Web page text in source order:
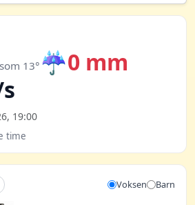
13° ☔0 mm
19:00
time
Voksen Barn